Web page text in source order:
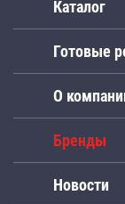
Каталог
Готовые
О
Бренды
Новости